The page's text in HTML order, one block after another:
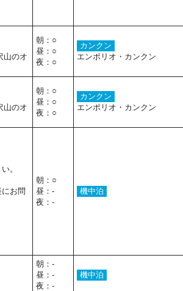
山のオ
朝：○
昼：○
夜：○
カンクン
エンポリオ・カンクン
山のオ
朝：○
昼：○
夜：○
カンクン
エンポリオ・カンクン
。
お問
朝：○
昼：-
夜：-
機中泊
朝：-
昼：-
夜：-
機中泊